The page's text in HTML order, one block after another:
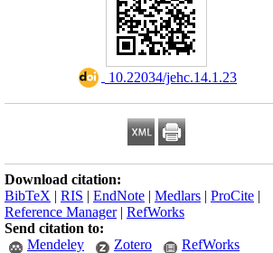
‎ 10.22034/jehc.14.1.23
Download citation:
BibTeX | RIS | EndNote | Medlars | ProCite |
Reference Manager| RefWorks
Send citation to:
Mendeley
Zotero RefWorks